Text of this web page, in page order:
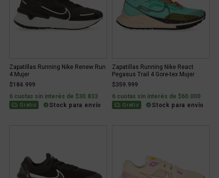
Zapatillas Running Nike Renew Run
4 Mujer
$184.999
6 cuotas sin interés de $30.833
Gratis Stock para envío
Zapatillas Running Nike React
Pegasus Trail 4 Gore-tex Mujer
$359.999
6 cuotas sin interés de $60.000
Gratis Stock para envío